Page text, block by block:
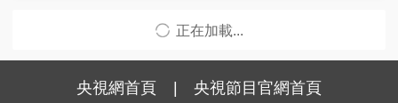
正在加載...
央視網首頁 | 央視節目官網首頁